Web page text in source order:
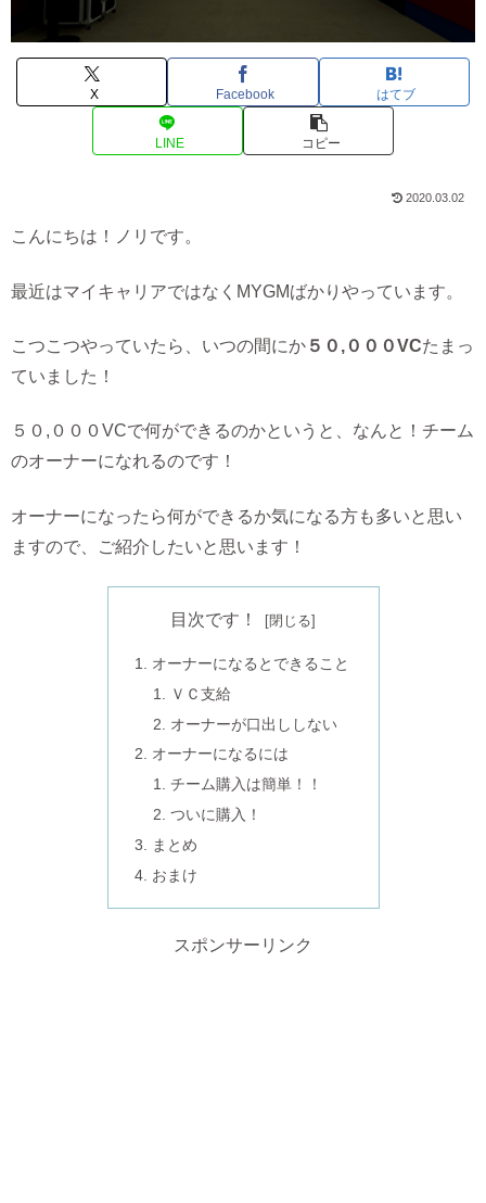
X Facebook はてブ
LINE コピー
2020.03.02
こんにちは！ノリです。
最近はマイキャリアではなくMYGMばかりやっています。
こつこつやっていたら、いつの間にか ５０,０００VCたまっ
ていました！
５０,０００VCで何ができるのかというと、なんと！チーム
のオーナーになれるのです！
オーナーになったら何ができるか気になる方も多いと思い
ますので、ご紹介したいと思います！
目次です！
オーナーになるとできること
ＶＣ支給
オーナーが口出ししない
オーナーになるには
チーム購入は簡単！！
ついに購入！
まとめ
おまけ
スポンサーリンク